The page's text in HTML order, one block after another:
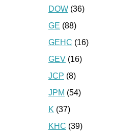
DOW (36)
GE (88)
GEHC (16)
GEV (16)
JCP (8)
JPM (54)
K (37)
KHC (39)